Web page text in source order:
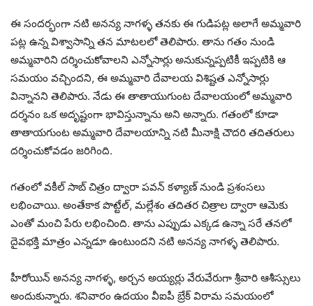
ఈ సందర్భంగా నటి అనన్య నాగళ్ళ తనకు ఈ గుడిపట్ల అలాగే అమ్మవారి
పట్ల ఉన్న విశ్వాసాన్ని తన మాటలలో తెలిపారు. తాను గతం నుండి
అమ్మవారిని దర్శించుకోవాలని ఎన్నోసార్లు అనుకున్నప్పటికీ ఇప్పటికి ఆ
సమయం వచ్చిందని, ఈ అమ్మవారి దేవాలయ విశిష్టత ఎన్నోసార్లు
విన్నానని తెలిపారు. నేడు ఈ తాతాయుగుంట దేవాలయంలో అమ్మవారి
దర్శనం ఒక అదృష్టంగా భావిస్తున్నాను అని అన్నారు. గతంలో కూడా
తాతాయగుంట అమ్మవారి దేవాలయాన్ని నటి మీనాక్షి చౌదరి తదితరులు
దర్శించుకోవడం జరిగింది.
గతంలో వకీల్ సాబ్ చిత్రం ద్వారా పవన్ కళ్యాణ్ నుండి ప్రశంసలు
లభించాయి. అంతేకాక పొట్టేల్, మల్లేశం తదితర చిత్రాల ద్వారా ఆమెకు
ఎంతో మంచి పేరు లభించింది. తాను ఎప్పుడు ఎక్కడ ఉన్నా సరే తనలో
దైవభక్తి మాత్రం ఎన్నడూ ఉంటుందని నటి అనన్య నాగళ్ళ తెలిపారు.
హీరోయిన్ అనన్య నాగళ్ళ, అర్చన అయ్యర్లు వేరువేరుగా శ్రీవారి ఆశీస్సులు
అందుకున్నారు. శనివారం ఉదయం వీఐపీ బ్రేక్ విరామ సమయంలో